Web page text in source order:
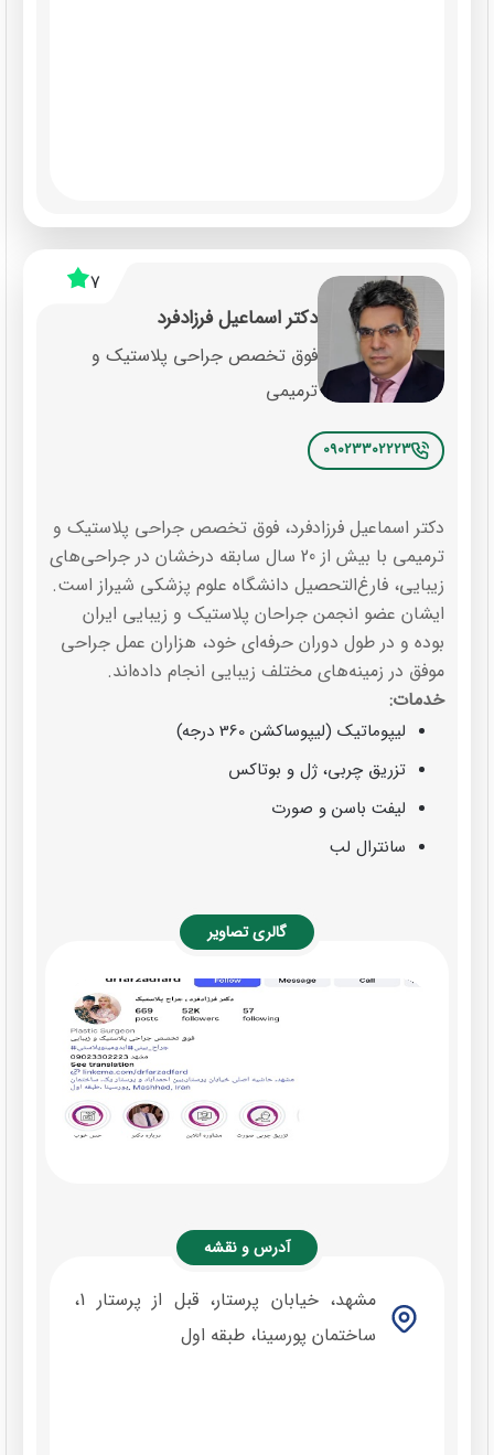
7
دکتر اسماعیل فرزادفرد
فوق تخصص جراحی پلاستیک و
ترمیمی
09023302223
دکتر اسماعیل فرزادفرد، فوق تخصص جراحی پلاستیک و
ترمیمی با بیش از 20 سال سابقه درخشان در جراحی‌های
زیبایی، فارغ‌التحصیل دانشگاه علوم پزشکی شیراز است.
ایشان عضو انجمن جراحان پلاستیک و زیبایی ایران
بوده و در طول دوران حرفه‌ای خود، هزاران عمل جراحی
موفق در زمینه‌های مختلف زیبایی انجام داده‌اند.
خدمات:
لیپوماتیک (لیپوساکشن 360 درجه)
تزریق چربی، ژل و بوتاکس
لیفت باسن و صورت
سانترال لب
گالری تصاویر
آدرس و نقشه
مشهد، خیابان پرستار، قبل از پرستار 1،
ساختمان پورسینا، طبقه اول